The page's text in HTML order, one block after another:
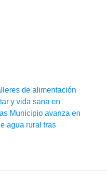
de alimentación
y vida sana en
Municipio avanza en
agua rural tras